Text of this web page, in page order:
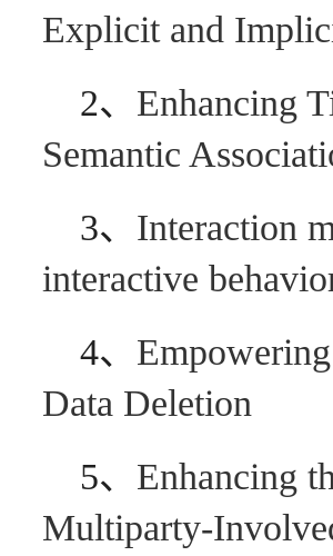
Explicit and
2、 Enhancing
Semantic
3、 Interaction
interactive
4、
Data Deletion
5、 Enhancing
Multiparty-